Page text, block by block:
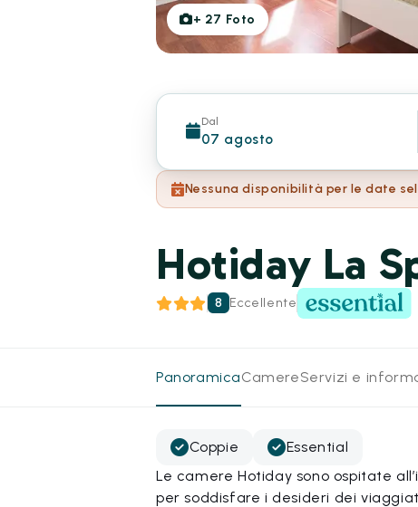
+ 27 Foto
Dal
07 agosto
Nessuna disponibilità per le date
Hotiday La
8 Eccellente
PanoramicaCamereServizi e
Coppie
Essential
Le camere Hotiday sono ospitate
per soddisfare i desideri dei